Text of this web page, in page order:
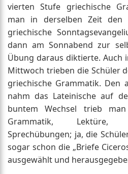
vierten Stufe griechische
man in derselben Zeit den
griechische
dann am Sonnabend zur
Übung daraus diktierte. Auch
Mittwoch trieben die Schüler
griechische Grammatik. Den
nahm das Lateinische auf
buntem Wechsel trieb man
Grammatik, Lektüre,
Sprechübungen; ja, die
sogar schon die „Briefe
ausgewählt und